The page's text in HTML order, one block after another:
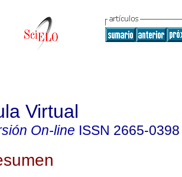
Virtual
On-line ISSN 2665-0398